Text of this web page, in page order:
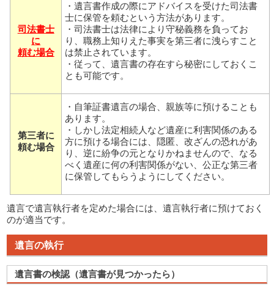
司法書士
に
頼む場合
・遺言書作成の際にアドバイスを受けた司法書
士に保管を頼むという方法があります。
・司法書士は法律により守秘義務を負ってお
り、職務上知りえた事実を第三者に洩らすこと
は禁止されています。
・従って、遺言書の存在すら秘密にしておくこ
とも可能です。
第三者に
頼む場合
・自筆証書遺言の場合、親族等に預けることも
あります。
・しかし法定相続人など遺産に利害関係のある
方に預ける場合には、隠匿、改ざんの恐れがあ
り、逆に紛争の元となりかねませんので、なる
べく遺産に何の利害関係がない、公正な第三者
に保管してもらうようにしてください。
遺言で遺言執行者を定めた場合には、遺言執行者に預けておく
のが適当です。
遺言の執行
遺言書の検認（遺言書が見つかったら）